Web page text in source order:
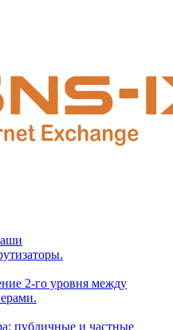
2-го уровня между
публичные и частные